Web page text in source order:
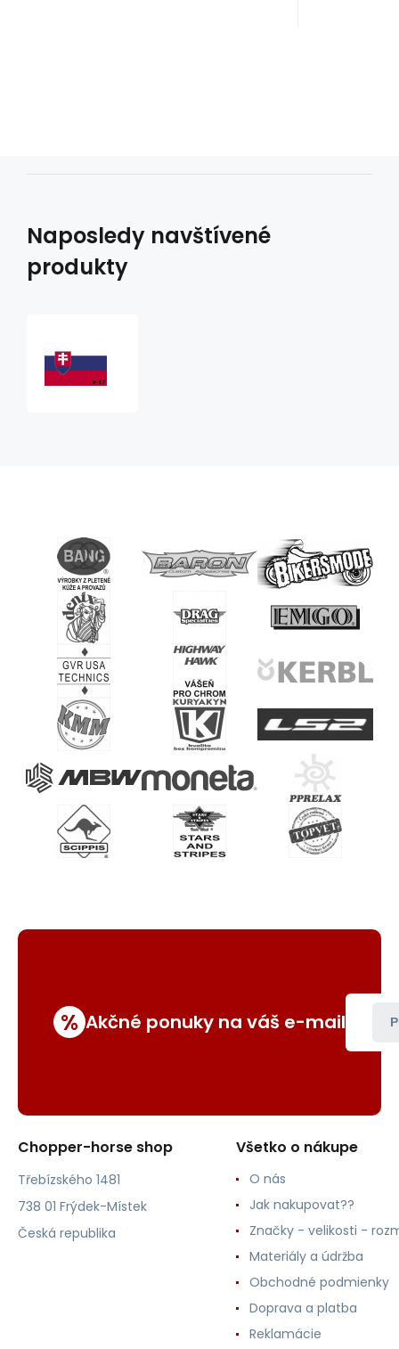
Naposledy navštívené
produkty
% Akčné ponuky na váš e-mail
Chopper-horse shop
Třebízského 1481
738 01 Frýdek-Místek
Česká republika
Všetko o nákupe
O nás
Jak nakupovat??
Značky - velikosti -
Materiály a údržba
Obchodné podmienky
Doprava a platba
Reklamácie